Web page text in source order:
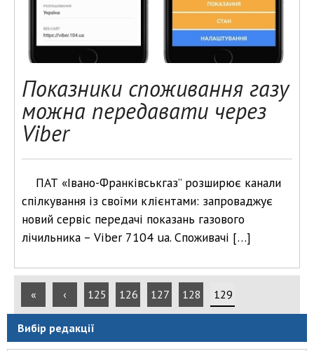
Показники споживання газу
можна передавати через
Viber
ПАТ «Івано-Франківськгаз” розширює канали
спілкування із своїми клієнтами: запроваджує
новий сервіс передачі показань газового
лічильника – Viber 7104 ua. Споживачі […]
« ‹ 125 126 127 128 129
Вибір редакції